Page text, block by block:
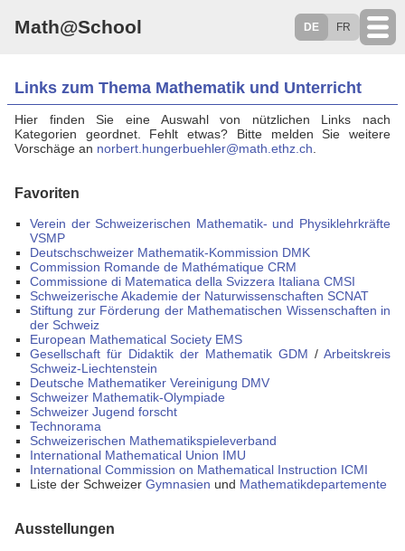
Links zum Thema Mathematik und Unterricht
Hier finden Sie eine Auswahl von nützlichen Links nach
Kategorien geordnet. Fehlt etwas? Bitte melden Sie weitere
Vorschäge an norbert.hungerbuehler@math.ethz.ch
Favoriten
Verein der Schweizerischen Mathematik- und Physiklehrkräfte
VSMP
Deutschschweizer Mathematik-Kommission DMK
Commission Romande de Mathématique CRM
Commissione di Matematica della Svizzera Italiana CMSI
Schweizerische Akademie der Naturwissenschaften SCNAT
Stiftung zur Förderung der Mathematischen Wissenschaften in
der Schweiz
European Mathematical Society EMS
Gesellschaft für Didaktik der Mathematik GDM / Arbeitskreis
Schweiz-Liechtenstein
Deutsche Mathematiker Vereinigung DMV
Schweizer Mathematik-Olympiade
Schweizer Jugend forscht
Technorama
Schweizerischen Mathematikspieleverband
International Mathematical Union IMU
International Commission on Mathematical Instruction ICMI
Liste der Schweizer Gymnasien und Mathematikdepartemente
Ausstellungen
Math@School DE FR